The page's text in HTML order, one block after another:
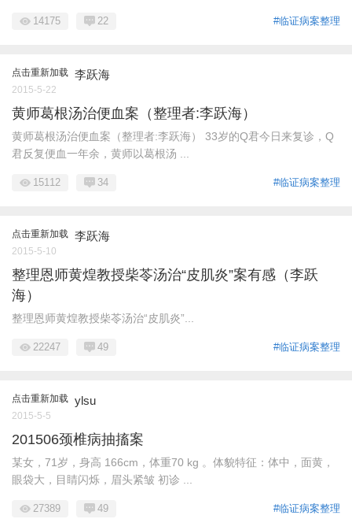
#临证病案整理
14175 22
点击重新加载 李跃海
2015-5-22
黄师葛根汤治便血案（整理者:李跃海）
黄师葛根汤治便血案（整理者:李跃海） 33岁的Q君今日来复诊，Q
君反复便血一年余，黄师以葛根汤 ...
#临证病案整理
15112 34
点击重新加载 李跃海
2015-5-10
整理恩师黄煌教授柴苓汤治“皮肌炎”案有感（李跃
海）
整理恩师黄煌教授柴苓汤治“皮肌炎”...
#临证病案整理
22247 49
点击重新加载 ylsu
2015-5-5
201506颈椎病抽搐案
某女，71岁，身高 166cm，体重70 kg 。体貌特征：体中，面黄，
眼袋大，目睛闪烁，眉头紧皱 初诊 ...
#临证病案整理
27389 49